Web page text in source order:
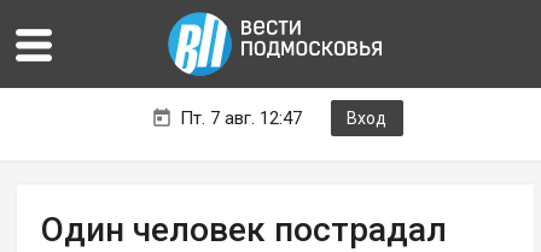
Пт. 7 авг. 12:47 Вход
Один человек пострадал